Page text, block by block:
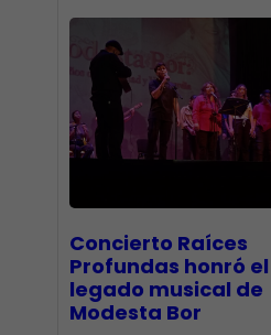
​Concierto Raíces
Profundas honró el
legado musical de
Modesta Bor